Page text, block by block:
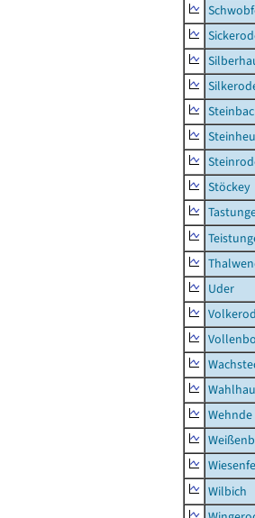
Stöckey
Uder
Wehnde
Wilbich